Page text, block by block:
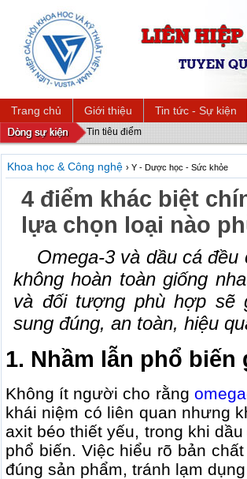
Trang chủ Giới thiệu Tin tức - Sự kiện
Tin tiêu điểm
Khoa học & Công nghệ › Y - Dược học - Sức khỏe
4 điểm khác biệt
lựa chọn loại nào
Omega-3 và dầu cá
không hoàn toàn giống
và đối tượng phù hợp sẽ
sung đúng, an toàn, hiệu
1. Nhầm lẫn phổ biến
Không ít người cho rằng
khái niệm có liên quan nhưng
axit béo thiết yếu, trong khi
phổ biến. Việc hiểu rõ bản
đúng sản phẩm, tránh lạm